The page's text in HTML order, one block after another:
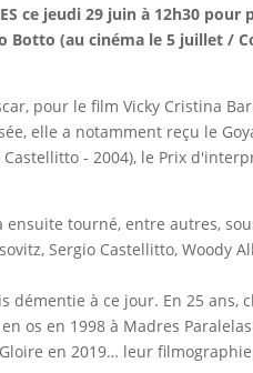
ce jeudi 29 juin à 12h30
Botto (au cinéma le 5 juillet /
pour le film Vicky Cristina
elle a notamment reçu le
- 2004), le Prix
ensuite tourné, entre autres,
Sergio Castellitto, Woody
à ce jour. En 25 ans,
os en 1998 à Madres
en 2019… leur